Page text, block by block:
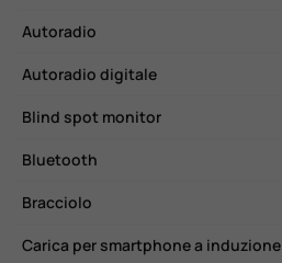
Autoradio
Autoradio digitale
Blind spot monitor
Bluetooth
Bracciolo
Carica per smartphone a induzione